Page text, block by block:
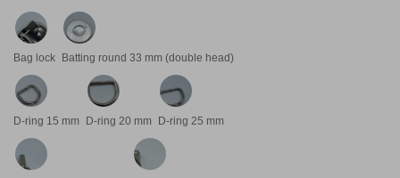
Bag lock Batting round 33 mm (double head)
D-ring 15 mm D-ring 20 mm D-ring 25 mm